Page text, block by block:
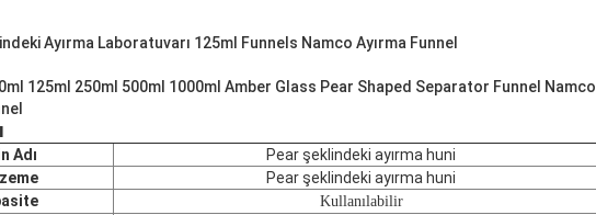
Ayırma Laboratuvarı 125ml Funnels Namco Ayırma Funnel
125ml 250ml 500ml 1000ml Amber Glass Pear Shaped Separator Funnel Namco
Adı
Pear şeklindeki ayırma huni
Pear şeklindeki ayırma huni
Kullanılabilir